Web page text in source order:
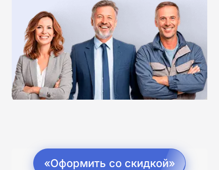
«Оформить со скидкой»